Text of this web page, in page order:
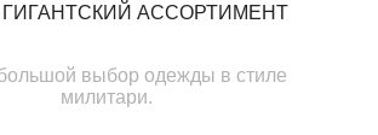
ГИГАНТСКИЙ АССОРТИМЕНТ
выбор одежды в стиле
милитари.